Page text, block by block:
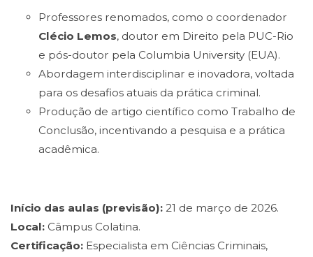
Professores renomados, como o coordenador
Clécio Lemos, doutor em Direito pela PUC-Rio
e pós-doutor pela Columbia University (EUA).
Abordagem interdisciplinar e inovadora, voltada
para os desafios atuais da prática criminal.
Produção de artigo científico como Trabalho de
Conclusão, incentivando a pesquisa e a prática
acadêmica.
Início das aulas (previsão): 21 de março de 2026.
Local: Câmpus Colatina.
Certificação: Especialista em Ciências Criminais,